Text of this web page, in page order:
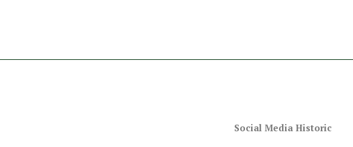
Social Media Historic